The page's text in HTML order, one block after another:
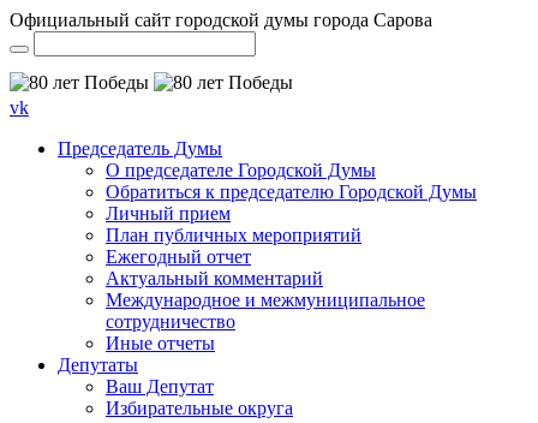
Официальный сайт городской думы города Сарова
vk
Председатель Думы
О председателе Городской Думы
Обратиться к председателю Городской Думы
Личный прием
План публичных мероприятий
Ежегодный отчет
Актуальный комментарий
Международное и межмуниципальное
сотрудничество
Иные отчеты
Депутаты
Ваш Депутат
Избирательные округа